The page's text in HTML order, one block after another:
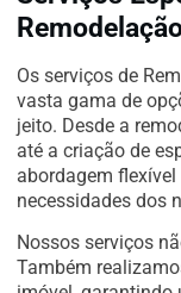
Os serviços de
vasta gama de
jeito. Desde a
até a criação de
abordagem
necessidades dos
Nossos serviços
Também